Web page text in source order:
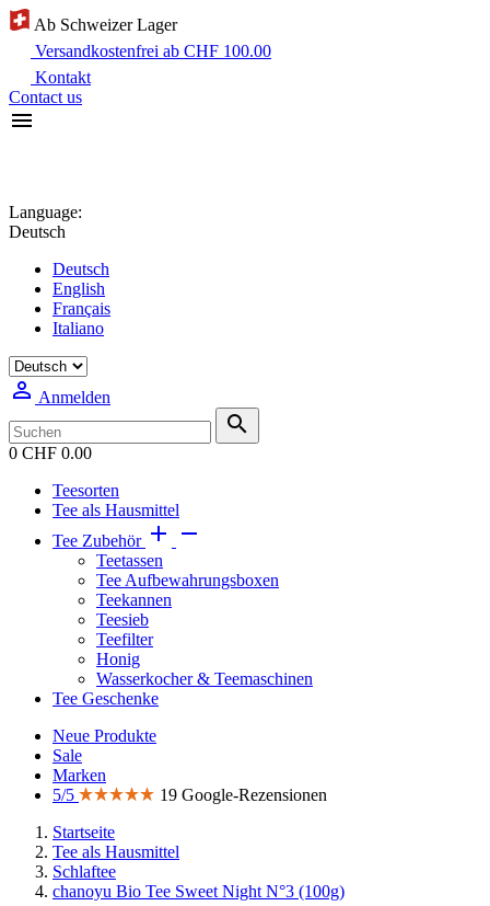
Ab Schweizer Lager
Versandkostenfrei ab CHF 100.00
Kontakt
Contact us

Language:
Deutsch
Deutsch
English
Français
Italiano
 Anmelden

0 CHF 0.00
Teesorten
Tee als Hausmittel
Tee Zubehör  
Teetassen
Tee Aufbewahrungsboxen
Teekannen
Teesieb
Teefilter
Honig
Wasserkocher & Teemaschinen
Tee Geschenke
Neue Produkte
Sale
Marken
5/5
19 Google-Rezensionen
Startseite
Tee als Hausmittel
Schlaftee
chanoyu Bio Tee Sweet Night N°3 (100g)